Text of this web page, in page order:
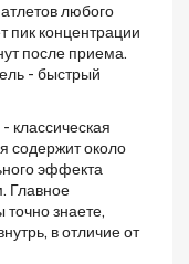
любого
пик концентрации
после приема.
- быстрый
- классическая
содержит около
эффекта
Главное
знаете,
в отличие от